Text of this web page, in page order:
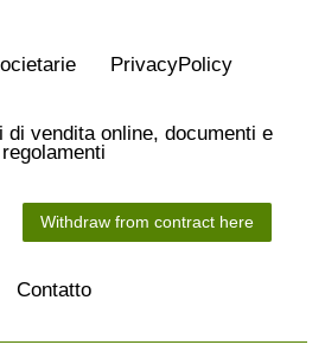
Privacy­Policy
di vendita online, documenti e
regolamenti
Withdraw from contract here
Contatto